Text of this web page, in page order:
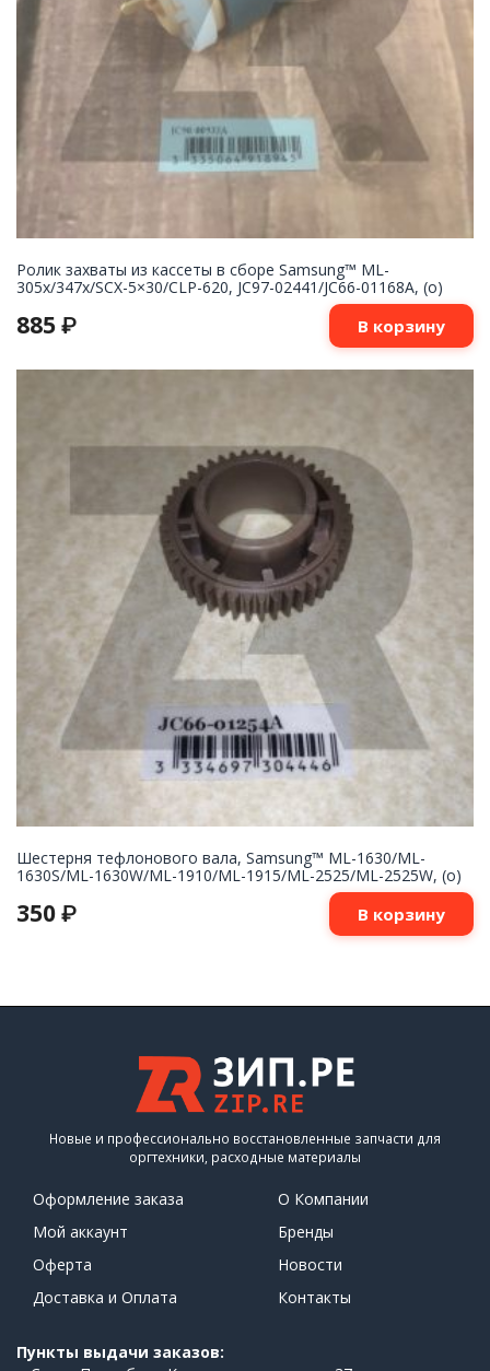
Ролик захваты из кассеты в сборе Samsung™ ML-
305x/347x/SCX-5×30/CLP-620, JC97-02441/JC66-01168A, (o)
885 ₽ В корзину
Шестерня тефлонового вала, Samsung™ ML-1630/ML-
1630S/ML-1630W/ML-1910/ML-1915/ML-2525/ML-2525W, (о)
350 ₽ В корзину
Новые и профессионально восстановленные запчасти для
оргтехники, расходные материалы
Оформление заказа
Мой аккаунт
Оферта
Доставка и Оплата
О Компании
Бренды
Новости
Контакты
Пункты выдачи заказов: